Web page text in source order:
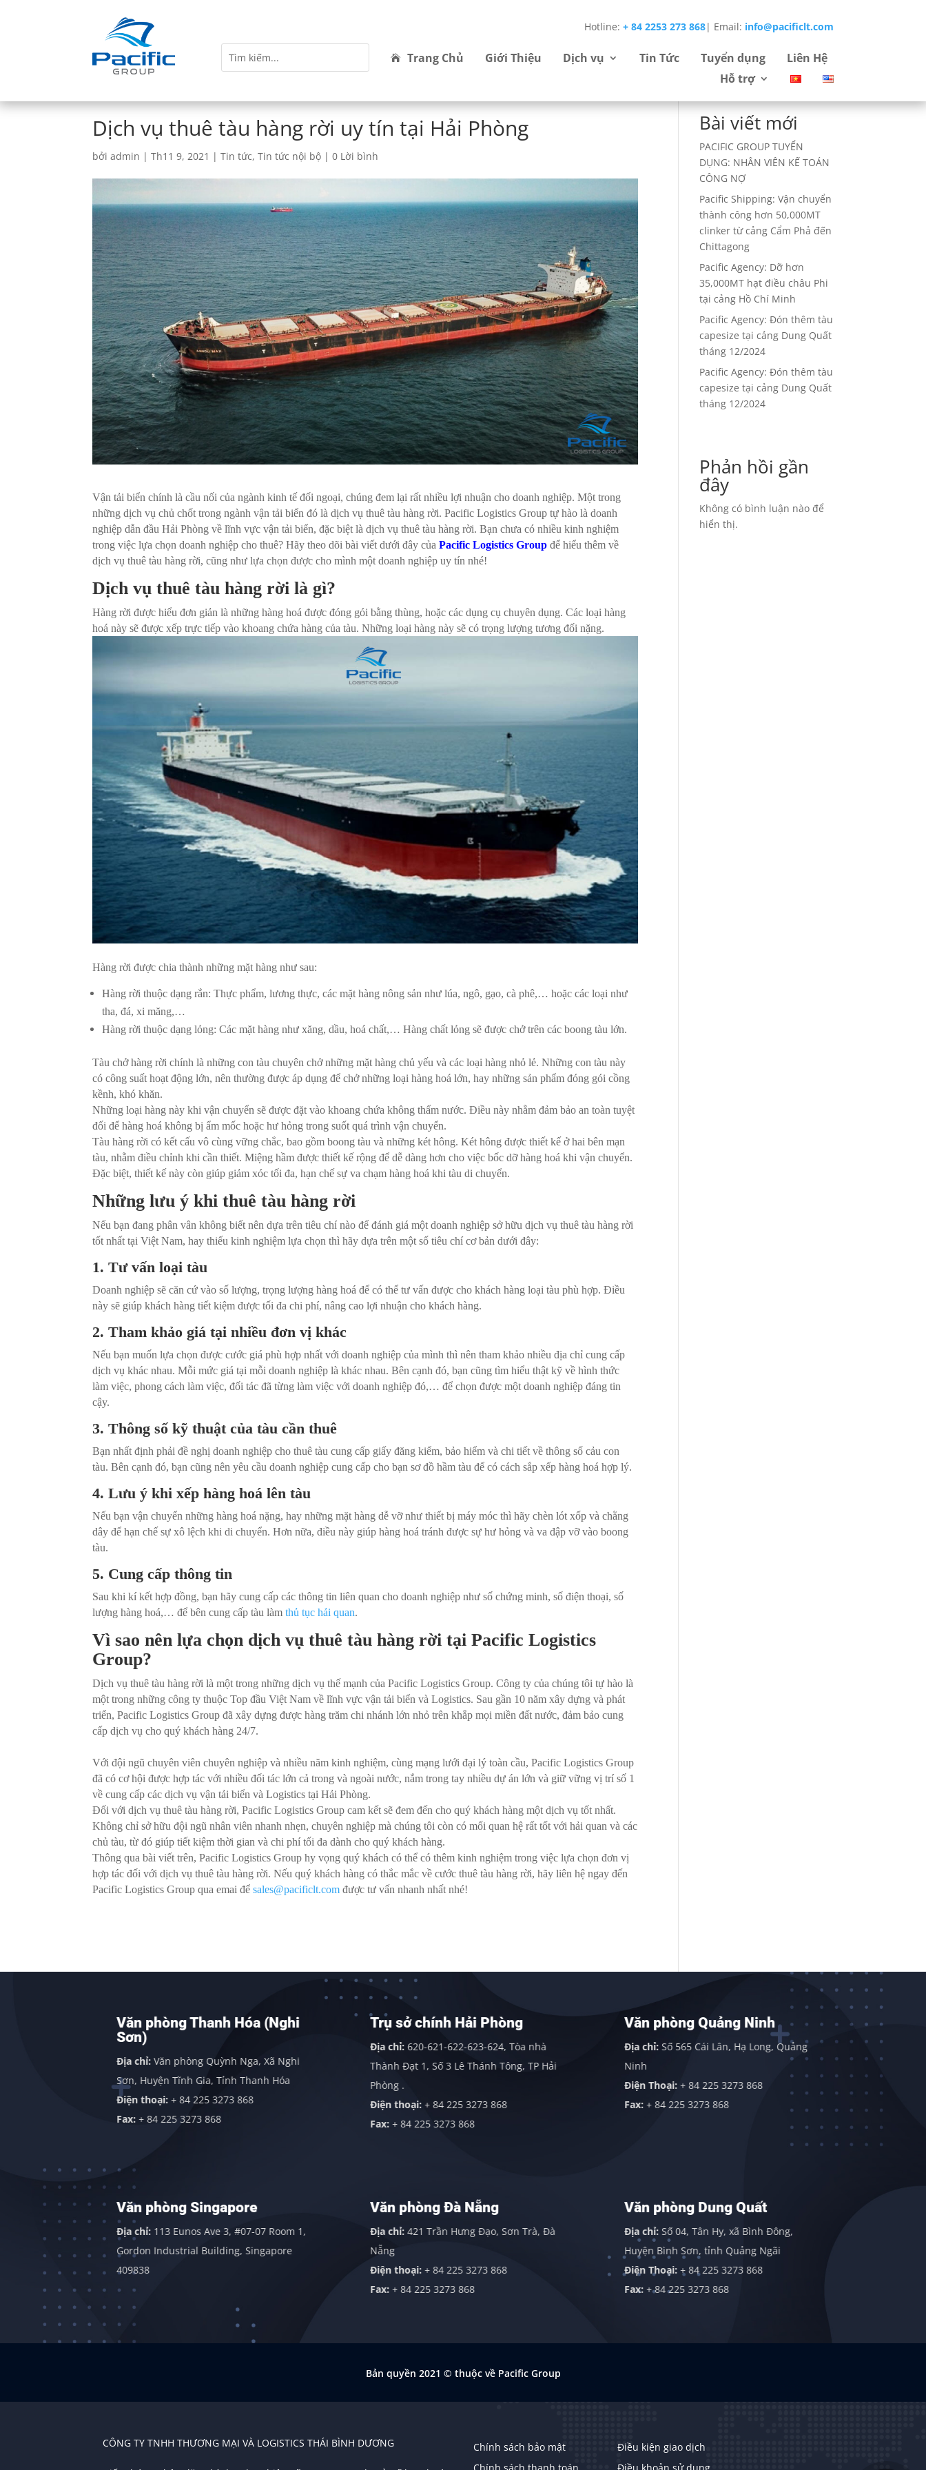
Hotline: + 84 2253 273 868| Email: info@pacificlt.com
Trang Chủ Giới Thiệu Dịch vụ Tin Tức Tuyển dụng
Liên Hệ
Hỗ trợ
Dịch vụ thuê tàu hàng rời uy tín tại Hải Phòng
bởiadmin |Th11 9, 2021 |Tin tức,Tin tức nội bộ |0 Lời bình
Vận tải biển chính là cầu nối của ngành kinh tế đối ngoại, chúng đem lại rất nhiều lợi nhuận cho doanh nghiệp. Một trong
những dịch vụ chủ chốt trong ngành vận tải biển đó là dịch vụ thuê tàu hàng rời. Pacific Logistics Group tự hào là doanh
nghiệp dẫn đầu Hải Phòng về lĩnh vực vận tải biển, đặc biệt là dịch vụ thuê tàu hàng rời. Bạn chưa có nhiều kinh nghiệm
trong việc lựa chọn doanh nghiệp cho thuê? Hãy theo dõi bài viết dưới đây củaPacific Logistics Group để hiểu thêm về
dịch vụ thuê tàu hàng rời, cũng như lựa chọn được cho mình một doanh nghiệp uy tín nhé!
Dịch vụ thuê tàu hàng rời là gì?
Hàng rời được hiểu đơn giản là những hàng hoá được đóng gói bằng thùng, hoặc các dụng cụ chuyên dụng. Các loại hàng
hoá này sẽ được xếp trực tiếp vào khoang chứa hàng của tàu. Những loại hàng này sẽ có trọng lượng tương đối nặng.
Hàng rời được chia thành những mặt hàng như sau:
Hàng rời thuộc dạng rắn: Thực phẩm, lương thực, các mặt hàng nông sản như lúa, ngô, gạo, cà phê,… hoặc các loại như
tha, đá, xi măng,…
Hàng rời thuộc dạng lỏng: Các mặt hàng như xăng, dầu, hoá chất,… Hàng chất lỏng sẽ được chở trên các boong tàu lớn.
Tàu chở hàng rời chính là những con tàu chuyên chở những mặt hàng chủ yếu và các loại hàng nhỏ lẻ. Những con tàu này
có công suất hoạt động lớn, nên thường được áp dụng để chở những loại hàng hoá lớn, hay những sản phẩm đóng gói cồng
kềnh, khó khăn.
Những loại hàng này khi vận chuyển sẽ được đặt vào khoang chứa không thấm nước. Điều này nhằm đảm bảo an toàn tuyệt
đối để hàng hoá không bị ẩm mốc hoặc hư hỏng trong suốt quá trình vận chuyển.
Tàu hàng rời có kết cấu vô cùng vững chắc, bao gồm boong tàu và những két hông. Két hông được thiết kế ở hai bên mạn
tàu, nhằm điều chỉnh khi cần thiết. Miệng hầm được thiết kế rộng để dễ dàng hơn cho việc bốc dỡ hàng hoá khi vận chuyển.
Đặc biệt, thiết kế này còn giúp giảm xóc tối đa, hạn chế sự va chạm hàng hoá khi tàu di chuyển.
Những lưu ý khi thuê tàu hàng rời
Nếu bạn đang phân vân không biết nên dựa trên tiêu chí nào để đánh giá một doanh nghiệp sở hữu dịch vụ thuê tàu hàng rời
tốt nhất tại Việt Nam, hay thiếu kinh nghiệm lựa chọn thì hãy dựa trên một số tiêu chí cơ bản dưới đây:
1. Tư vấn loại tàu
Doanh nghiệp sẽ căn cứ vào số lượng, trọng lượng hàng hoá để có thể tư vấn được cho khách hàng loại tàu phù hợp. Điều
này sẽ giúp khách hàng tiết kiệm được tối đa chi phí, nâng cao lợi nhuận cho khách hàng.
2. Tham khảo giá tại nhiều đơn vị khác
Nếu bạn muốn lựa chọn được cước giá phù hợp nhất với doanh nghiệp của mình thì nên tham khảo nhiều địa chỉ cung cấp
dịch vụ khác nhau. Mỗi mức giá tại mỗi doanh nghiệp là khác nhau. Bên cạnh đó, bạn cũng tìm hiểu thật kỹ về hình thức
làm việc, phong cách làm việc, đối tác đã từng làm việc với doanh nghiệp đó,… để chọn được một doanh nghiệp đáng tin
cậy.
3. Thông số kỹ thuật của tàu cần thuê
Bạn nhất định phải đề nghị doanh nghiệp cho thuê tàu cung cấp giấy đăng kiểm, bảo hiểm và chi tiết về thông số cảu con
tàu. Bên cạnh đó, bạn cũng nên yêu cầu doanh nghiệp cung cấp cho bạn sơ đồ hầm tàu để có cách sắp xếp hàng hoá hợp lý.
4. Lưu ý khi xếp hàng hoá lên tàu
Nếu bạn vận chuyển những hàng hoá nặng, hay những mặt hàng dễ vỡ như thiết bị máy móc thì hãy chèn lót xốp và chằng
dây để hạn chế sự xô lệch khi di chuyển. Hơn nữa, điều này giúp hàng hoá tránh được sự hư hỏng và va đập vỡ vào boong
tàu.
5. Cung cấp thông tin
Sau khi kí kết hợp đồng, bạn hãy cung cấp các thông tin liên quan cho doanh nghiệp như số chứng minh, số điện thoại, số
lượng hàng hoá,… để bên cung cấp tàu làmthủ tục hải quan.
Vì sao nên lựa chọn dịch vụ thuê tàu hàng rời tại Pacific Logistics
Group?
Dịch vụ thuê tàu hàng rời là một trong những dịch vụ thế mạnh của Pacific Logistics Group. Công ty của chúng tôi tự hào là
một trong những công ty thuộc Top đầu Việt Nam về lĩnh vực vận tải biển và Logistics. Sau gần 10 năm xây dựng và phát
triển, Pacific Logistics Group đã xây dựng được hàng trăm chi nhánh lớn nhỏ trên khắp mọi miền đất nước, đảm bảo cung
cấp dịch vụ cho quý khách hàng 24/7.
Với đội ngũ chuyên viên chuyên nghiệp và nhiều năm kinh nghiệm, cùng mạng lưới đại lý toàn cầu, Pacific Logistics Group
đã có cơ hội được hợp tác với nhiều đối tác lớn cả trong và ngoài nước, nắm trong tay nhiều dự án lớn và giữ vững vị trí số 1
về cung cấp các dịch vụ vận tải biển và Logistics tại Hải Phòng.
Đối với dịch vụ thuê tàu hàng rời, Pacific Logistics Group cam kết sẽ đem đến cho quý khách hàng một dịch vụ tốt nhất.
Không chỉ sở hữu đội ngũ nhân viên nhanh nhẹn, chuyên nghiệp mà chúng tôi còn có mối quan hệ rất tốt với hải quan và các
chủ tàu, từ đó giúp tiết kiệm thời gian và chi phí tối đa dành cho quý khách hàng.
Thông qua bài viết trên, Pacific Logistics Group hy vọng quý khách có thể có thêm kinh nghiệm trong việc lựa chọn đơn vị
hợp tác đối với dịch vụ thuê tàu hàng rời. Nếu quý khách hàng có thắc mắc về cước thuê tàu hàng rời, hãy liên hệ ngay đến
Pacific Logistics Group qua emai đểsales@pacificlt.com được tư vấn nhanh nhất nhé!
Tìm
Bài viết mới
PACIFIC GROUP TUYỂN
DỤNG: NHÂN VIÊN KẾ TOÁN
CÔNG NỢ
Pacific Shipping: Vận chuyển
thành công hơn 50,000MT
clinker từ cảng Cẩm Phả đến
Chittagong
Pacific Agency: Dỡ hơn
35,000MT hạt điều châu Phi
tại cảng Hồ Chí Minh
Pacific Agency: Đón thêm tàu
capesize tại cảng Dung Quất
tháng 12/2024
Pacific Agency: Đón thêm tàu
capesize tại cảng Dung Quất
tháng 12/2024
Phản hồi gần
đây
Không có bình luận nào để
hiển thị.
Văn phòng Thanh Hóa (Nghi
Sơn)
Địa chỉ:Văn phòng Quỳnh Nga, Xã Nghi
Sơn, Huyện Tĩnh Gia, Tỉnh Thanh Hóa
Điện thoại:+ 84 225 3273 868
Fax:+ 84 225 3273 868
Trụ sở chính Hải Phòng
Địa chỉ:620-621-622-623-624, Tòa nhà
Thành Đạt 1, Số 3 Lê Thánh Tông, TP Hải
Phòng .
Điện thoại:+ 84 225 3273 868
Fax:+ 84 225 3273 868
Văn phòng Quảng Ninh
Địa chỉ:Số 565 Cái Lân, Hạ Long, Quảng
Ninh
Điện Thoại:+ 84 225 3273 868
Fax:+ 84 225 3273 868
Văn
Sơn)
Địa chỉ:
Sơn,
Văn phòng Singapore
Địa chỉ:113 Eunos Ave 3, #07-07 Room 1,
Gordon Industrial Building, Singapore
409838
Văn phòng Đà Nẵng
Địa chỉ:421 Trần Hưng Đạo, Sơn Trà, Đà
Nẵng
Điện thoại:+ 84 225 3273 868
Fax:+ 84 225 3273 868
Văn phòng Dung Quất
Địa chỉ:Số 04, Tân Hy, xã Bình Đông,
Huyện Bình Sơn, tỉnh Quảng Ngãi
Điện Thoại:+ 84 225 3273 868
Fax:+ 84 225 3273 868
Bản quyền 2021 © thuộc về Pacific Group
CÔNG TY TNHH THƯƠNG MẠI VÀ LOGISTICS THÁI BÌNH DƯƠNG Chính sách bảo mật
Điều kiện giao dịch